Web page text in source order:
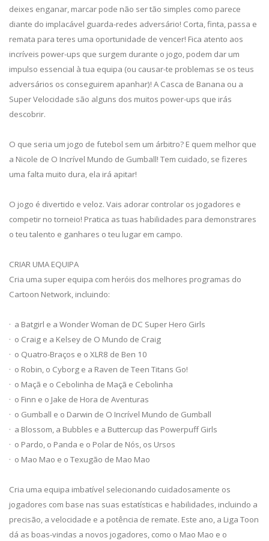
deixes enganar, marcar pode não ser tão simples como parece
diante do implacável guarda-redes adversário! Corta, finta, passa e
remata para teres uma oportunidade de vencer! Fica atento aos
incríveis power-ups que surgem durante o jogo, podem dar um
impulso essencial à tua equipa (ou causar-te problemas se os teus
adversários os conseguirem apanhar)! A Casca de Banana ou a
Super Velocidade são alguns dos muitos power-ups que irás
descobrir.
O que seria um jogo de futebol sem um árbitro? E quem melhor que
a Nicole de O Incrível Mundo de Gumball! Tem cuidado, se fizeres
uma falta muito dura, ela irá apitar!
O jogo é divertido e veloz. Vais adorar controlar os jogadores e
competir no torneio! Pratica as tuas habilidades para demonstrares
o teu talento e ganhares o teu lugar em campo.
CRIAR UMA EQUIPA
Cria uma super equipa com heróis dos melhores programas do
Cartoon Network, incluindo:
· a Batgirl e a Wonder Woman de DC Super Hero Girls
· o Craig e a Kelsey de O Mundo de Craig
· o Quatro-Braços e o XLR8 de Ben 10
· o Robin, o Cyborg e a Raven de Teen Titans Go!
· o Maçã e o Cebolinha de Maçã e Cebolinha
· o Finn e o Jake de Hora de Aventuras
· o Gumball e o Darwin de O Incrível Mundo de Gumball
· a Blossom, a Bubbles e a Buttercup das Powerpuff Girls
· o Pardo, o Panda e o Polar de Nós, os Ursos
· o Mao Mao e o Texugão de Mao Mao
Cria uma equipa imbatível selecionando cuidadosamente os
jogadores com base nas suas estatísticas e habilidades, incluindo a
precisão, a velocidade e a potência de remate. Este ano, a Liga Toon
dá as boas-vindas a novos jogadores, como o Mao Mao e o